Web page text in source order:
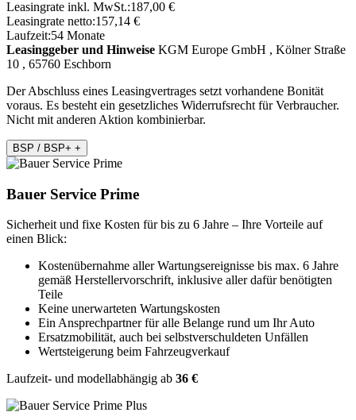
Leasingrate inkl. MwSt.:187,00 €
Leasingrate netto:157,14 €
Laufzeit:54 Monate
Leasinggeber und Hinweise KGM Europe GmbH , Kölner Straße
10 , 65760 Eschborn
Der Abschluss eines Leasingvertrages setzt vorhandene Bonität
voraus. Es besteht ein gesetzliches Widerrufsrecht für Verbraucher.
Nicht mit anderen Aktion kombinierbar.
BSP / BSP+ +
Bauer Service Prime
Sicherheit und fixe Kosten für bis zu 6 Jahre – Ihre Vorteile auf
einen Blick:
Kostenübernahme aller Wartungsereignisse bis max. 6 Jahre
gemäß Herstellervorschrift, inklusive aller dafür benötigten
Teile
Keine unerwarteten Wartungskosten
Ein Ansprechpartner für alle Belange rund um Ihr Auto
Ersatzmobilität, auch bei selbstverschuldeten Unfällen
Wertsteigerung beim Fahrzeugverkauf
Laufzeit- und modellabhängig ab 36 €